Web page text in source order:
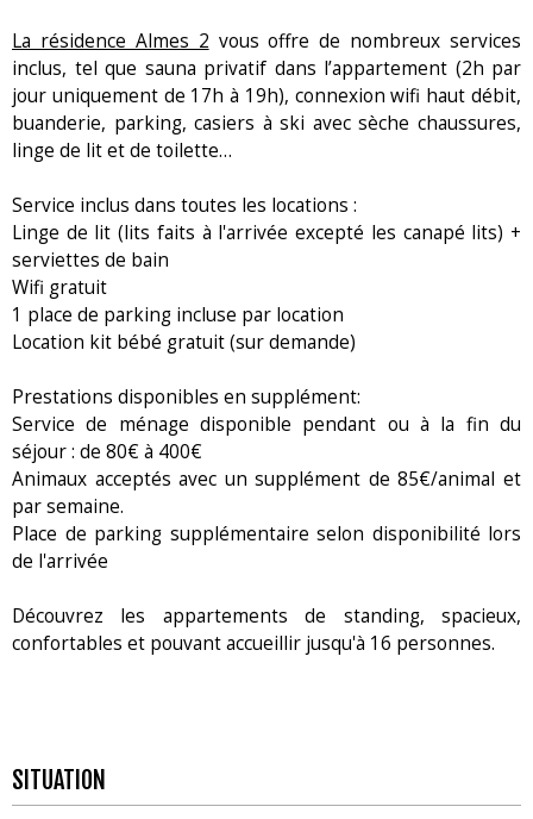
La résidence Almes 2 vous offre de nombreux services
inclus, tel que sauna privatif dans l’appartement (2h par
jour uniquement de 17h à 19h), connexion wifi haut débit,
buanderie, parking, casiers à ski avec sèche chaussures,
linge de lit et de toilette…
Service inclus dans toutes les locations :
Linge de lit (lits faits à l'arrivée excepté les canapé lits) +
serviettes de bain
Wifi gratuit
1 place de parking incluse par location
Location kit bébé gratuit (sur demande)
Prestations disponibles en supplément:
Service de ménage disponible pendant ou à la fin du
séjour : de 80€ à 400€
Animaux acceptés avec un supplément de 85€/animal et
par semaine.
Place de parking supplémentaire selon disponibilité lors
de l'arrivée
Découvrez les appartements de standing, spacieux,
confortables et pouvant accueillir jusqu'à 16 personnes.
SITUATION